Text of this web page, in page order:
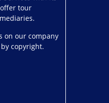
tour
on our company
copyright.